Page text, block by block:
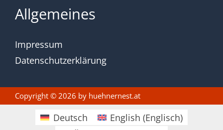
Allgemeines
Impressum
Datenschutzerklärung
Copyright © 2026 by huehnernest.at
Deutsch English (Englisch)